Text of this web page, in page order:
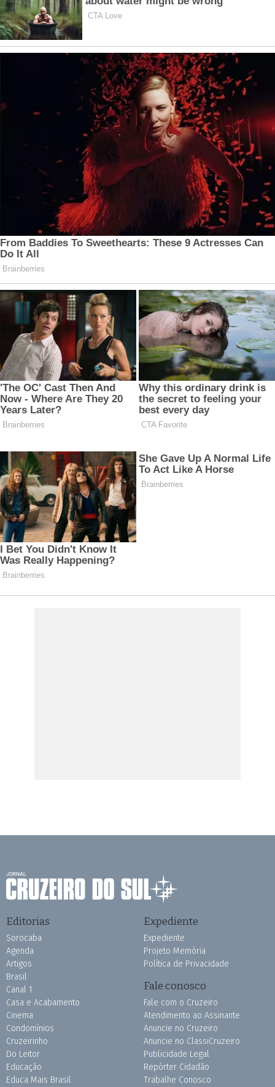
Editorias
Sorocaba
Agenda
Artigos
Brasil
Canal 1
Casa e Acabamento
Cinema
Condomínios
Cruzeirinho
Do Leitor
Educação
Educa Mais Brasil
Expediente
Expediente
Projeto Memória
Política de Privacidade
Fale conosco
Fale com o Cruzeiro
Atendimento ao Assinante
Anuncie no Cruzeiro
Anuncie no ClassiCruzeiro
Publicidade Legal
Repórter Cidadão
Trabalhe Conosco